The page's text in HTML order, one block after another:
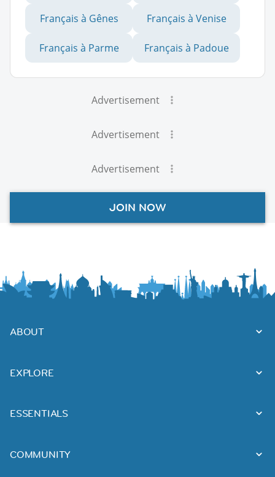
Français à Gênes Français à Venise
Français à Parme Français à Padoue
Advertisement
Advertisement
Advertisement
JOIN NOW
ABOUT
EXPLORE
ESSENTIALS
COMMUNITY